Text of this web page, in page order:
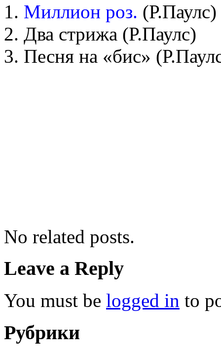
1. Миллион роз. (Р.Паулс)
2. Два стрижа (Р.Паулс)
3. Песня на «бис»
No related posts.
Leave a Reply
You must be logged in to
Рубрики